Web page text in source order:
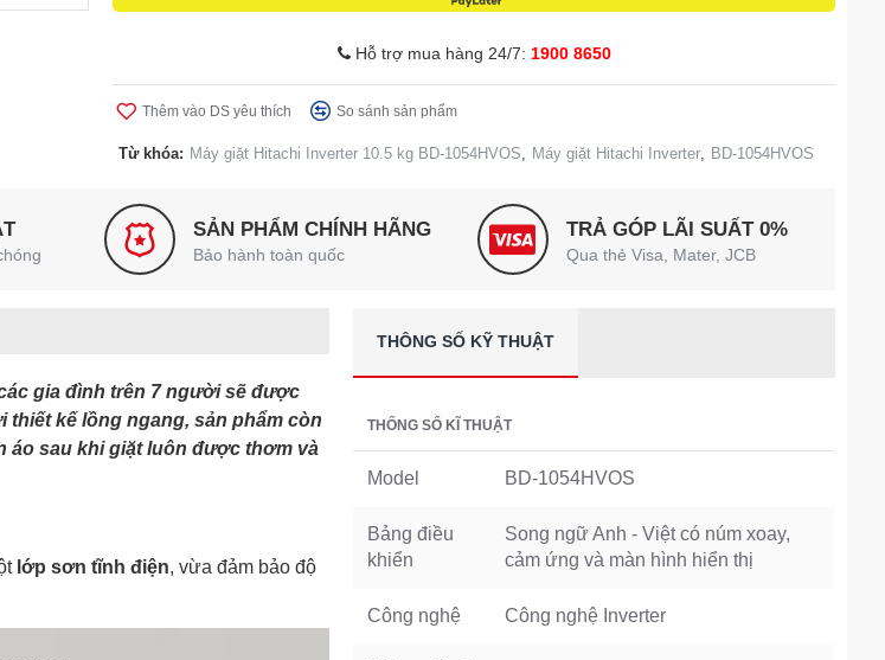
Hỗ trợ mua hàng 24/7: 1900 8650
Thêm vào DS yêu thích So sánh sản phẩm
Từ khóa: Máy giặt Hitachi Inverter 10.5 kg BD-1054HVOS, Máy giặt Hitachi Inverter, BD-1054HVOS
SẢN PHẨM CHÍNH HÃNG
Bảo hành toàn quốc
TRẢ GÓP LÃI SUẤT 0%
Qua thẻ Visa, Mater, JCB
gia đình trên 7 người sẽ được
kế lồng ngang, sản phẩm còn
áo sau khi giặt luôn được thơm và
lớp sơn tĩnh điện, vừa đảm bảo độ
THÔNG SỐ KỸ THUẬT
THỐNG SỐ KĨ THUẬT
Model BD-1054HVOS
Bảng điều
khiển
Song ngữ Anh - Việt có núm xoay,
cảm ứng và màn hình hiển thị
Công nghệ Công nghệ Inverter